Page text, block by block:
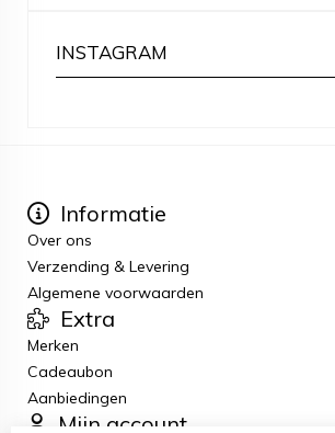
INSTAGRAM
Informatie
Over ons
Verzending & Levering
Algemene voorwaarden
Extra
Merken
Cadeaubon
Aanbiedingen
Mijn account